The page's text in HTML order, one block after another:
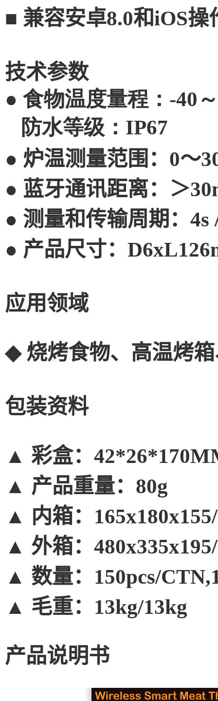
■ 兼容安卓8.0和iOS操
技术参数
● 食物温度量程：-
防水等级：
● 炉温测量范围： 0～
● 蓝牙通讯距离：＞30
● 测量和传输周期：
● 产品尺寸：
应用领域
◆ 烧烤食物、高温烤
包装资料
▲ 彩盒：
▲ 产品重量：80g
▲
内箱：
▲ 外箱：
▲ 数量： 150pcs/
▲ 毛重： 13kg/13kg
产品说明书